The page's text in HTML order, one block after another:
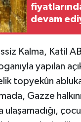
devam
Kalma, Katil
yapılan
topyekûn
Gazze
ulaşamadığı,